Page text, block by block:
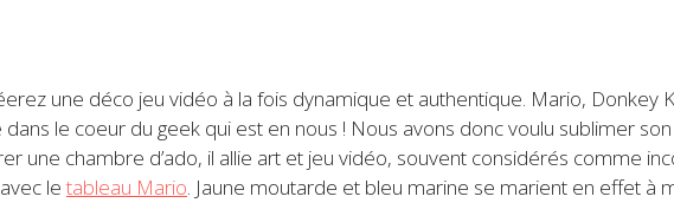
une déco jeu vidéo à la fois dynamique et authentique. Mario, Donkey
le coeur du geek qui est en nous ! Nous avons donc voulu sublimer
une chambre d’ado, il allie art et jeu vidéo, souvent considérés comme
letableau Mario. Jaune moutarde et bleu marine se marient en effet à